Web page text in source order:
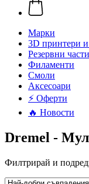
Mарки
3D принтери
Резервни
Филаменти
Смоли
Аксесоари
⚡ Оферти
🔥 Новости
Dremel -
Филтрирай и